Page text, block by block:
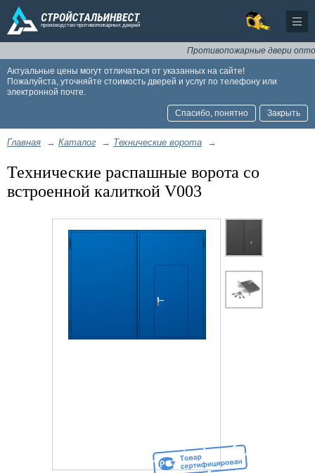
Противопожарные двери
Актуальные цены могут отличаться от указанных на сайте!
Пожалуйста, уточняйте стоимость дверей и услуг по телефону или
электронной почте.
Спасибо, понятно Закрыть
Главная → Каталог → Технические ворота →
Технические распашные ворота со
встроенной калиткой V003